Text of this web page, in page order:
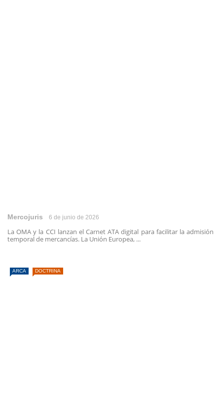
Mercojuris 6 de junio de 2026
La OMA y la CCI lanzan el Carnet ATA digital para facilitar la admisión
temporal de mercancías. La Unión Europea, ...
ARCA DOCTRINA